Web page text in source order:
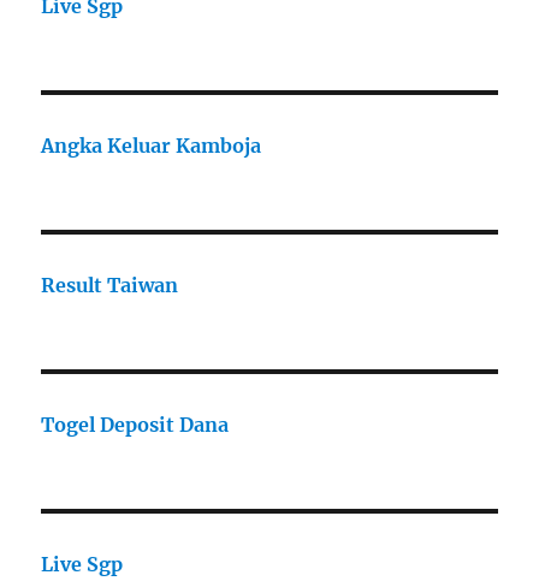
Live Sgp
Angka Keluar Kamboja
Result Taiwan
Togel Deposit Dana
Live Sgp